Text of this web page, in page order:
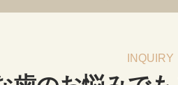
INQUIRY